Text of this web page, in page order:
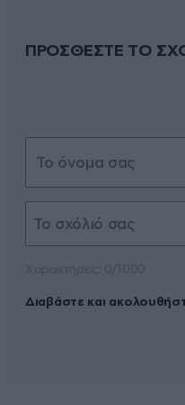
ΠΡΟΣΘΕΣΤΕ ΤΟ
Διαβάστε και